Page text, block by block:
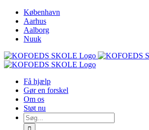
Skip
content
København
Aarhus
Aalborg
Nuuk
Få hjælp
Gør en forskel
Om os
Støt nu
Søg
efter: